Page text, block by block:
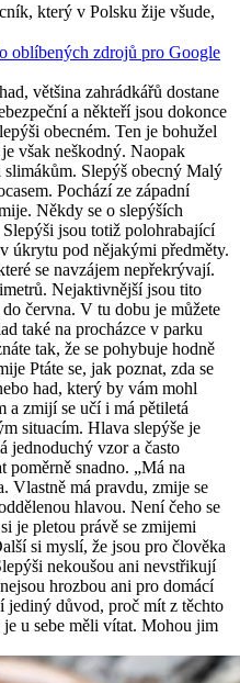
který v Polsku žije všude,
oblíbených zdrojů pro Google
většina zahrádkářů dostane
a někteří jsou dokonce
obecném. Ten je bohužel
však neškodný. Naopak
Slepýš obecný Malý
Pochází ze západní
Někdy se o slepýších
jsou totiž polohrabající
úkrytu pod nějakými předměty.
se navzájem nepřekrývají.
Nejaktivnější jsou tito
června. V tu dobu je můžete
také na procházce v parku
tak, že se pohybuje hodně
Ptáte se, jak poznat, zda se
had, který by vám mohl
a zmijí se učí i má pětiletá
situacím. Hlava slepýše je
jednoduchý vzor a často
poměrně snadno. „Má na
Vlastně má pravdu, zmije se
hlavou. Není čeho se
je pletou právě se zmijemi
si myslí, že jsou pro člověka
nekoušou ani nevstřikují
hrozbou ani pro domácí
důvod, proč mít z těchto
u sebe měli vítat. Mohou jim